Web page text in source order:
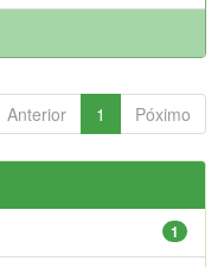
Anterior 1 Póximo
1